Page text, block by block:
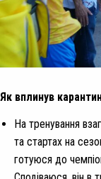
Як вплинув
На тренування
та стартах на
готуюся до